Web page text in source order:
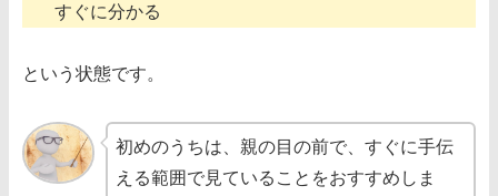
すぐに分かる
という状態です。
初めのうちは、親の目の前で、すぐに手伝
える範囲で見ていることをおすすめしま